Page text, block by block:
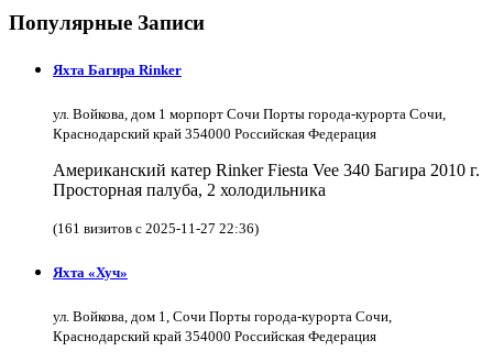
Популярные Записи
Яхта Багира Rinker
ул. Войкова, дом 1 морпорт Сочи Порты города-курорта Сочи,
Краснодарский край 354000 Российская Федерация
Американский катер Rinker Fiesta Vee 340 Багира 2010 г.
Просторная палуба, 2 холодильника
(161 визитов с 2025-11-27 22:36)
Яхта «Хуч»
ул. Войкова, дом 1, Сочи Порты города-курорта Сочи,
Краснодарский край 354000 Российская Федерация